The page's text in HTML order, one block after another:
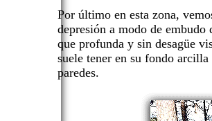
Por último en esta zona,
depresión a modo de embudo
que profunda y sin desagüe
suele tener en su fondo
paredes.